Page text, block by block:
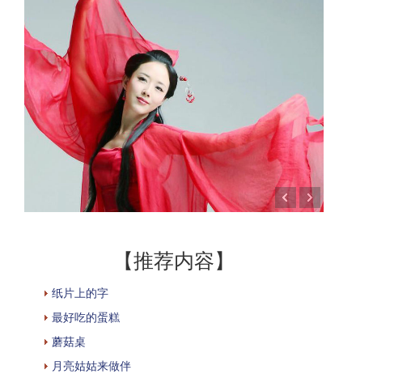
【推荐内容】
纸片上的字
最好吃的蛋糕
蘑菇桌
月亮姑姑来做伴